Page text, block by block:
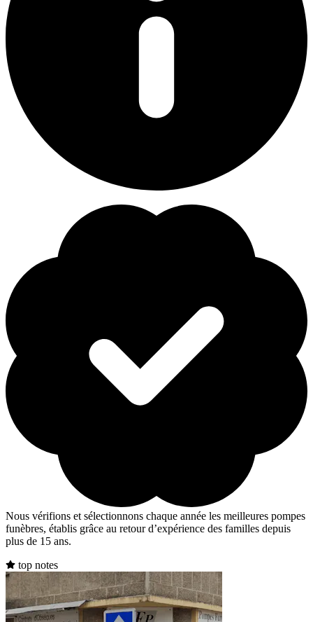
Nous vérifions et sélectionnons chaque année les meilleures pompes
funèbres, établis grâce au retour d’expérience des familles depuis
plus de 15 ans.
top notes